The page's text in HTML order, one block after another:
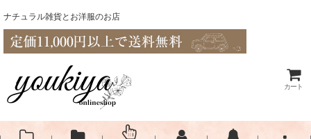
ナチュラル雑貨とお洋服のお店
カート